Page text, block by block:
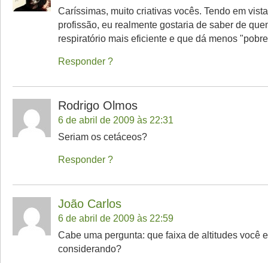
Caríssimas, muito criativas vocês. Tendo em
profissão, eu realmente gostaria de saber de
respiratório mais eficiente e que dá menos
Responder
Rodrigo Olmos
6 de abril de 2009 às 22:31
Seriam os cetáceos?
Responder
João Carlos
6 de abril de 2009 às 22:59
Cabe uma pergunta: que faixa de altitudes você
considerando?